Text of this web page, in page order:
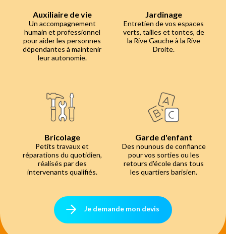
Auxiliaire de vie
Un accompagnement
humain et professionnel
pour aider les personnes
dépendantes à maintenir
leur autonomie.
Jardinage
Entretien de vos espaces
verts, tailles et tontes, de
la Rive Gauche à la Rive
Droite.
Bricolage
Petits travaux et
réparations du quotidien,
réalisés par des
intervenants qualifiés.
Garde d'enfant
Des nounous de confiance
pour vos sorties ou les
retours d'école dans tous
les quartiers barisien.
Je demande mon devis